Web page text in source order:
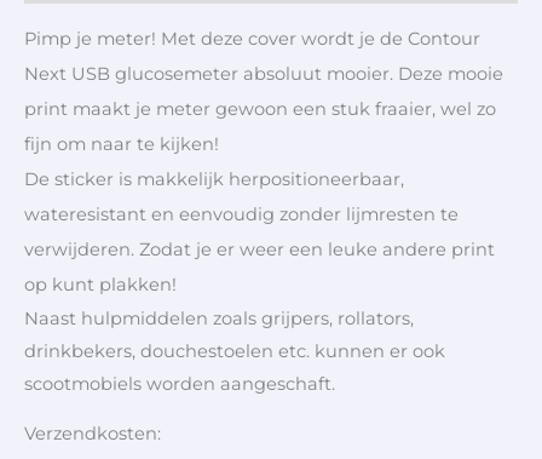
Pimp je meter! Met deze cover wordt je de Contour
Next USB glucosemeter absoluut mooier. Deze mooie
print maakt je meter gewoon een stuk fraaier, wel zo
fijn om naar te kijken!
De sticker is makkelijk herpositioneerbaar,
wateresistant en eenvoudig zonder lijmresten te
verwijderen. Zodat je er weer een leuke andere print
op kunt plakken!
Naast hulpmiddelen zoals grijpers, rollators,
drinkbekers, douchestoelen etc. kunnen er ook
scootmobiels worden aangeschaft.
Verzendkosten: